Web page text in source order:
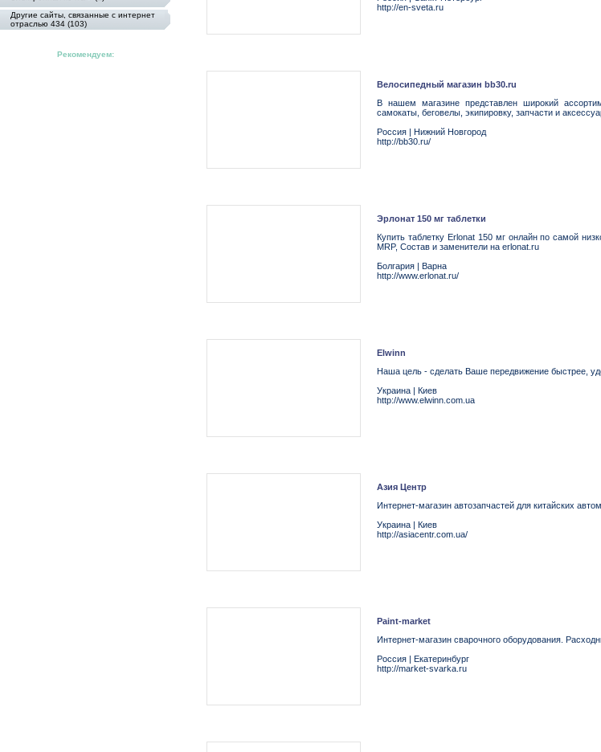
Другие сайты, связанные с интернет
отраслью 434 (103)
Рекомендуем:
http://en-sveta.ru
Велосипедный магазин bb30.ru
В нашем магазине представлен широкий
самокаты, беговелы, экипировку, запчасти и
Россия | Нижний Новгород
http://bb30.ru/
Эрлонат 150 мг таблетки
Купить таблетку Erlonat 150 мг онлайн по самой
MRP, Состав и заменители на erlonat.ru
Болгария | Варна
http://www.erlonat.ru/
Elwinn
Наша цель - сделать Ваше передвижение быстрее,
Украина | Киев
http://www.elwinn.com.ua
Азия Центр
Интернет-магазин автозапчастей для китайских
Украина | Киев
http://asiacentr.com.ua/
Paint-market
Интернет-магазин сварочного оборудования.
Россия | Екатеринбург
http://market-svarka.ru